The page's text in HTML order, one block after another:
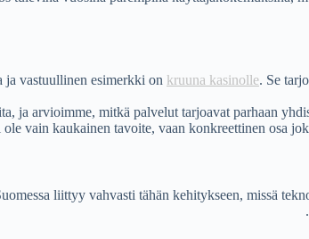
vastuullinen esimerkki on kruuna kasinolle. Se
ja arvioimme, mitkä palvelut tarjoavat parhaan
vain kaukainen tavoite, vaan konkreettinen osa
liittyy vahvasti tähän kehitykseen, missä